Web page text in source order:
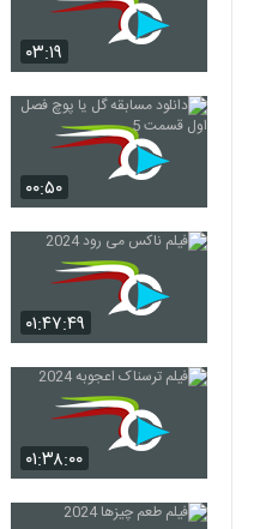
۰۳:۱۹
۰۰:۵۰
۰۱:۴۷:۴۹
۰۱:۳۸:۰۰